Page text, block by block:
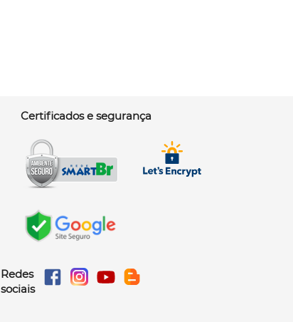
Certificados e segurança
Redes
sociais